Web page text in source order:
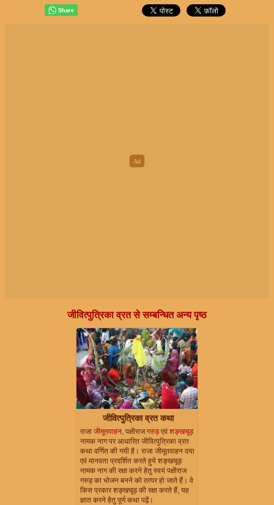
जीवित्पुत्रिका व्रत से सम्बन्धित अन्य पृष्ठ
जीवित्पुत्रिका व्रत कथा
राजा जीमूतवाहन , पक्षीराजगरुड़एवं शङ्खचूड़
नामक नाग पर आधारित जीवित्पुत्रिका व्रत
कथा वर्णित की गयी है। राजा जीमूतवाहन दया
एवं मानवता प्रदर्शित करते हुये शङ्खचूड़
नामक नाग की रक्षा करने हेतु स्वयं पक्षीराज
गरुड़ का भोजन बनने को तत्पर हो जाते हैं। वे
किस प्रकार शङ्खचूड़ की रक्षा करते हैं, यह
ज्ञात करने हेतु पूर्ण कथा पढ़ें।